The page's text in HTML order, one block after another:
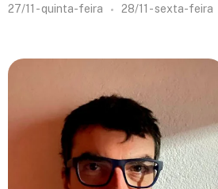
27/11 - quinta-feira
28/11 - sexta-feira